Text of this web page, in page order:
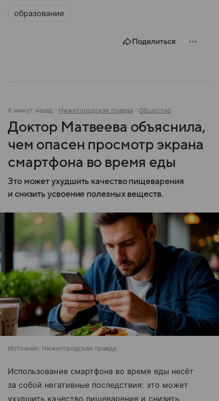
образование
Поделиться
8 минут назад Нижегородская правда Общество
Доктор Матвеева объяснила,
чем опасен просмотр экрана
смартфона во время еды
Зто может ухудшить качество пищеварения
и снизить усвоение полезных веществ.
Источник: Нижегородская правда
Использование смартфона во время еды несёт
за собой негативные последствия: это может
ухудшить качество пищеварения и снизить